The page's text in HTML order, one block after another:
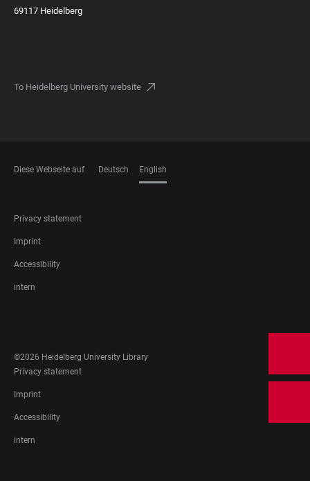
69117 Heidelberg
To Heidelberg University website
Diese Webseite auf Deutsch English
FOOTER
LEGAL
Privacy statement
Imprint
Accessibility
intern
MEDIA
©2026 Heidelberg University Library
FOOTER
LEGAL
Privacy statement
Imprint
Accessibility
intern